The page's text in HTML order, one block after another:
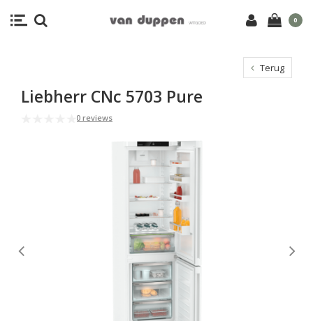
0
Terug
Liebherr CNc 5703 Pure
0 reviews